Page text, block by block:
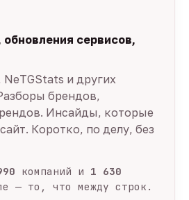
сервисов,
и других
брендов,
Инсайды, которые
Коротко, по делу, без
компаний и 1 630
— то, что между строк.